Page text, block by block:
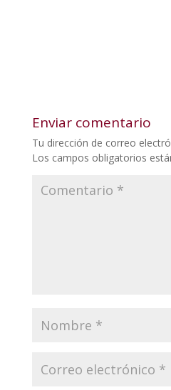
Enviar comentario
Tu dirección de correo
Los campos obligatorios